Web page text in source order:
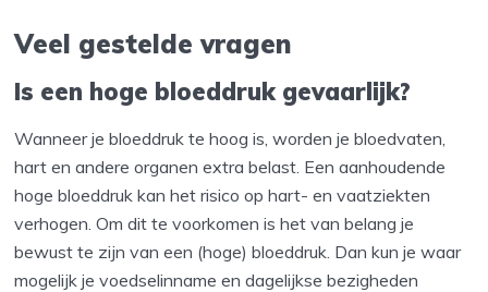
Veel gestelde vragen
Is een hoge bloeddruk gevaarlijk?
Wanneer je bloeddruk te hoog is, worden je bloedvaten,
hart en andere organen extra belast. Een aanhoudende
hoge bloeddruk kan het risico op hart- en vaatziekten
verhogen. Om dit te voorkomen is het van belang je
bewust te zijn van een (hoge) bloeddruk. Dan kun je waar
mogelijk je voedselinname en dagelijkse bezigheden